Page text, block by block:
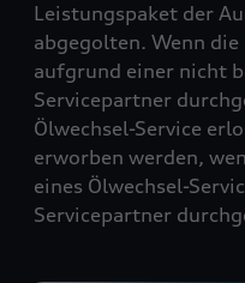
Leistungspaket der
abgegolten. Wenn
aufgrund einer nicht
Servicepartner
Ölwechsel-Service
erworben werden,
eines Ölwechsel-
Servicepartner